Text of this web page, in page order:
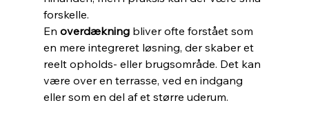
forskelle.
En overdækning bliver ofte forstået som
en mere integreret løsning, der skaber et
reelt opholds- eller brugsområde. Det kan
være over en terrasse, ved en indgang
eller som en del af et større uderum.